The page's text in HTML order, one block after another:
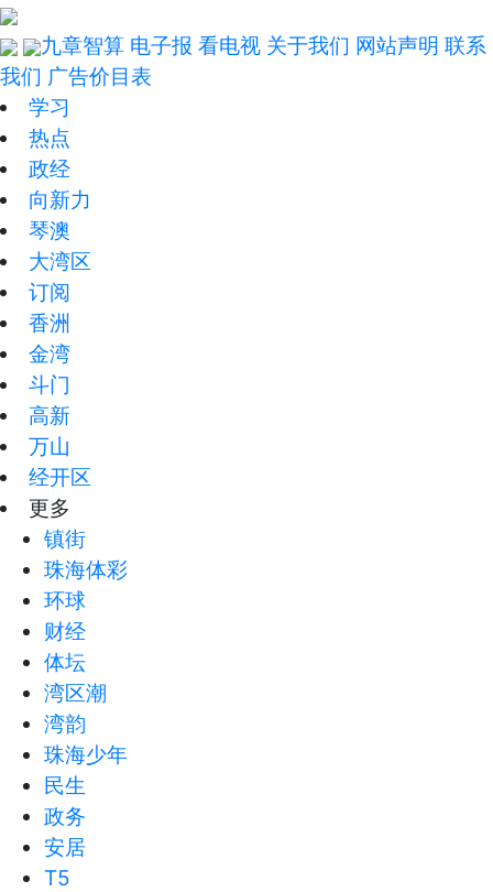
九章智算 电子报 看电视 关于我们 网站声明 联系
我们 广告价目表
学习
热点
政经
向新力
琴澳
大湾区
订阅
香洲
金湾
斗门
高新
万山
经开区
更多
镇街
珠海体彩
环球
财经
体坛
湾区潮
湾韵
珠海少年
民生
政务
安居
T5